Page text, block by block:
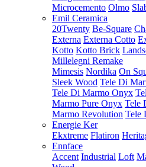
Microcemento Olmo
Emil Ceramica
20Twenty Be-Square
Externa Externa Cotto
Kotto Kotto Brick
Millelegni Remake
Mimesis Nordika On
Sleek Wood Tele Di
Tele Di Marmo Onyx
Marmo Pure Onyx Tele
Marmo Revolution Tele
Energie Ker
Ekxtreme Flatiron
Ennface
Accent Industrial Loft